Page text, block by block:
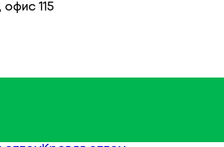
115